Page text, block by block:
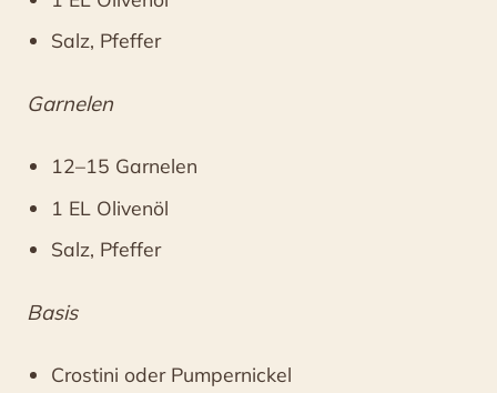
Salz, Pfeffer
Garnelen
12–15 Garnelen
1 EL Olivenöl
Salz, Pfeffer
Basis
Crostini oder Pumpernickel